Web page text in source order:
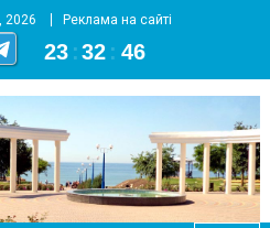
2026 Реклама на сайті
23 :32 : 47
города Южный